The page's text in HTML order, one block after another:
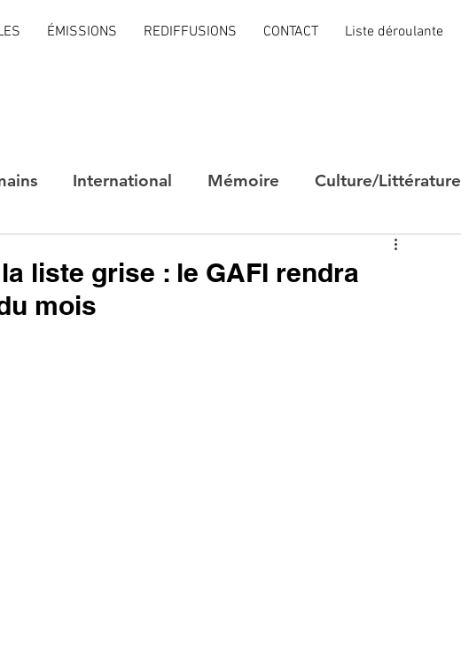
ÉMISSIONS REDIFFUSIONS CONTACT Liste déroulante
International Mémoire Culture/Littérature
liste grise : le GAFI rendra
mois